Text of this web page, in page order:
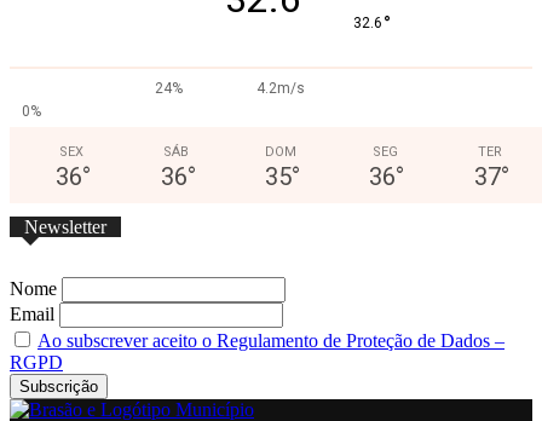
32.6 °
24%
4.2m/s
0%
SEX
36°
SÁB
36°
DOM
35°
SEG
36°
TER
37°
Newsletter
Nome
Email
Ao subscrever aceito o Regulamento de Proteção de Dados –
RGPD